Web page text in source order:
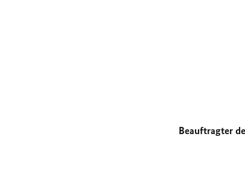
Beauftragter